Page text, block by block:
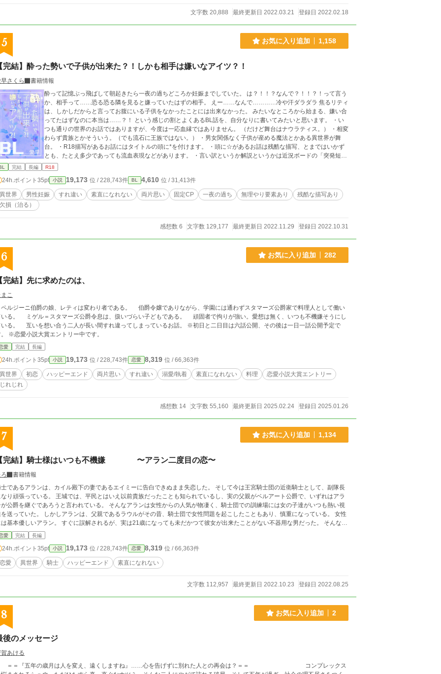
文字数 20,888 最終更新日 2022.03.21 登録日 2022.02.18
5 お気に入り追加 1,158
完結】酔った勢いで子供が出来た？！しかも相手は嫌いなアイツ？！
さくら
書籍情報
酔って記憶ぶっ飛ばして朝起きたら一夜の過ちどころか妊娠までしていた。 は？！！？なんで？！！？！って言う
か、相手って……恐る恐る隣を見ると嫌っていたはずの相手。 えー……なんで…………冷や汗ダラダラ 焦るリティ
は、しかしだからと言ってお腹にいる子供をなかったことには出来なかった。 みたいなところから始まる、嫌い合
ってたはずなのに本当は……？！ という感じの割とよくあるBL話を、自分なりに書いてみたいと思います。 ・い
つも通りの世界のお話ではありますが、今度は一応血縁ではありません。 （だけど舞台はナウラティス。） ・相変
わらず貴族とかそういう。（でも流石に王族ではない。） ・男女関係なく子供が産める魔法とかある異世界が舞
台。 ・R18描写があるお話にはタイトルの頭に*を付けます。 ・頭に☆があるお話は残酷な描写、とまではいかず
とも、たとえ多少であっても流血表現などがあります。 ・言い訳というか解説というかは近況ボードの「突発短編
2」のコメント欄からどうぞ。
完結 長編 R18
24h.ポイント 35pt 小説 19,173 位 / 228,743件 BL 4,610 位 / 31,413件
異世界 男性妊娠 すれ違い 素直になれない 両片思い 固定CP 一夜の過ち 無理やり要素あり
残酷な描写あり
欠損（治る）
感想数 6 文字数 129,177 最終更新日 2022.11.29 登録日 2022.10.31
6 お気に入り追加 282
完結】先に求めたのは、
こ
ルジーニ伯爵の娘、レティは変わり者である。 伯爵令嬢でありながら、学園には通わずスタマーズ公爵家で料理人として働い
息は、扱いづらい子どもである。 頑固者で拘りが強い。愛想は無く、いつも不機嫌そうにし
間すれ違ってしまっているお話。 ※初日と二日目は六話公開、その後は一日一話公開予定で
※恋愛小説大賞エントリー中です。
愛 完結 長編
24h.ポイント 35pt 小説 19,173 位 / 228,743件 恋愛 8,319 位 / 66,363件
異世界 初恋 ハッピーエンド 両片思い すれ違い 溺愛/執着 素直になれない 料理
恋愛小説大賞エントリー
じれじれ
感想数 14 文字数 55,160 最終更新日 2025.02.24 登録日 2025.01.26
7 お気に入り追加 1,134
完結】騎士様はいつも不機嫌 〜アラン二度目の恋〜
書籍情報
であるアランは、カイル殿下の妻であるエイミーに告白できぬまま失恋した。 そして今は王宮騎士団の近衛騎士として、副隊長
いる。 王城では、平民とはいえ以前貴族だったことも知られているし、実の父親がベルアート公爵で、いずれはアラ
を継ぐであろうと言われている。 そんなアランは女性からの人気が物凄く、騎士団での訓練場には女の子達がいつも熱い視
しかしアランは、父親であるラウルがその昔、騎士団で女性問題を起こしたこともあり、慎重になっている。 女性
いアラン。 すぐに誤解されるが、実は21歳になっても未だかつて彼女が出来たことがない不器用な男だった。 そんな彼
『愛してました、たぶん』 『浮気された私は貴方の子どもを内緒で育てます』 の登場人物達が出てきます。 アラ
『浮気された私は貴方の子どもを内緒で育てます』の中の主人公に失恋した男の子です。 彼のその後を書いてみました。 ★設定
は緩いです ★あまりシリアスではありません こちらはゆっくり更新予定なので毎日は……難しいかもしれません。 すみません。
愛 完結 長編
24h.ポイント 35pt 小説 19,173 位 / 228,743件 恋愛 8,319 位 / 66,363件
恋愛 異世界 騎士 ハッピーエンド 素直になれない
文字数 112,957 最終更新日 2022.10.23 登録日 2022.08.25
8 お気に入り追加 2
後のメッセージ
あける
＝『五年の歳月は人を変え、遠くしますね』……心を告げずに別れた人との再会は？＝＝ コンプレックス